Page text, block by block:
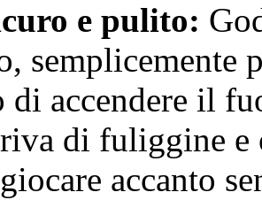
e pulito:
semplicemente
accendere il
di fuliggine e
accanto